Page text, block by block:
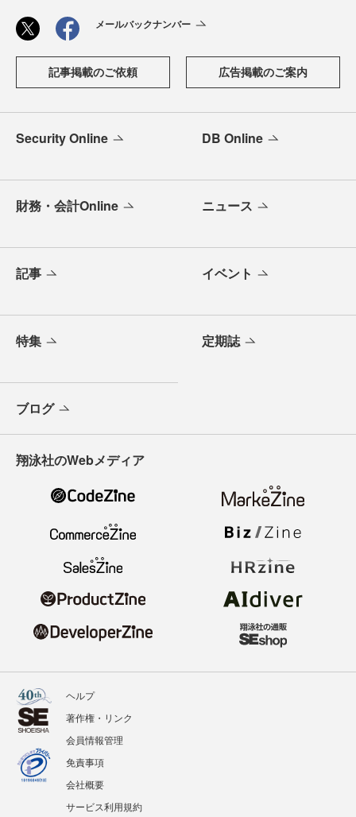
メールバックナンバー
記事掲載のご依頼 広告掲載のご案内
Security Online DB Online
財務・会計Online ニュース
記事 イベント
特集 定期誌
ブログ
翔泳社のWebメディア
ヘルプ
著作権・リンク
会員情報管理
免責事項
会社概要
サービス利用規約